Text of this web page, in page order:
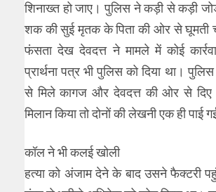
शिनाख्त हो जाए। पुलिस ने कड़ी से कड़ी
शक की सुई मृतक के पिता की ओर से घूमती
फंसता देख देवदत्त ने मामले में कोई
प्रार्थना पत्र भी पुलिस को दिया था।
से मिले कागज और देवदत्त की ओर से दिए
मिलान किया तो दोनों की लेखनी एक ही पाई
कॉल ने भी कलई खोली
हत्या को अंजाम देने के बाद उसने फैक्टरी